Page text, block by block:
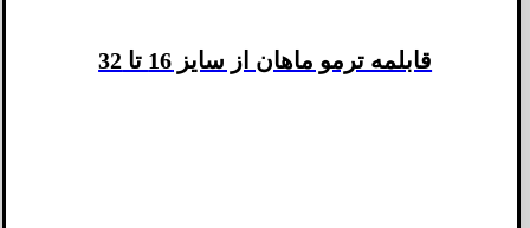
قابلمه ترمو ماهان از سایز 16 تا 32